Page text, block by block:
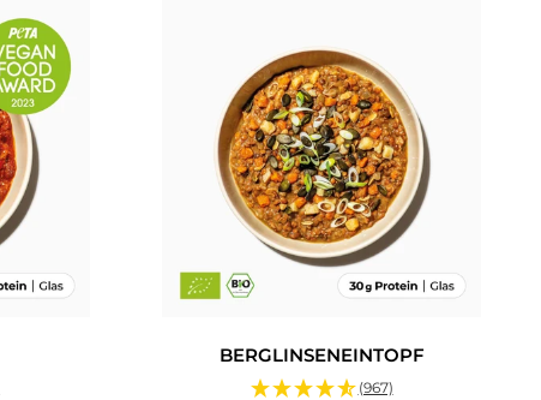
BERGLINSENEINTOPF
(967)